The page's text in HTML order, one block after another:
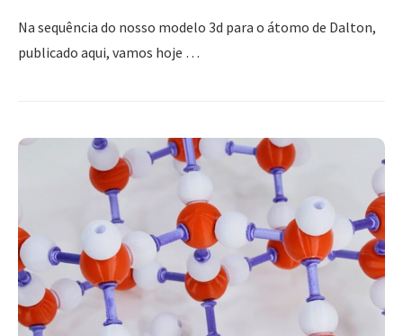
Na sequência do nosso modelo 3d para o átomo de Dalton,
publicado aqui, vamos hoje …